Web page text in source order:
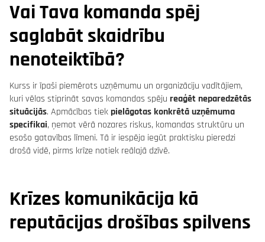
Vai Tava komanda spēj
saglabāt skaidrību
nenoteiktībā?
Kurss ir īpaši piemērots uzņēmumu un organizāciju vadītājiem,
kuri vēlas stiprināt savas komandas spēju reaģēt neparedzētās
situācijās. Apmācības tiekpielāgotas konkrētā uzņēmuma
specifikai, ņemot vērā nozares riskus, komandas struktūru un
esošo gatavības līmeni. Tā ir iespēja iegūt praktisku pieredzi
drošā vidē, pirms krīze notiek reālajā dzīvē.
Krīzes komunikācija kā
reputācijas drošības spilvens